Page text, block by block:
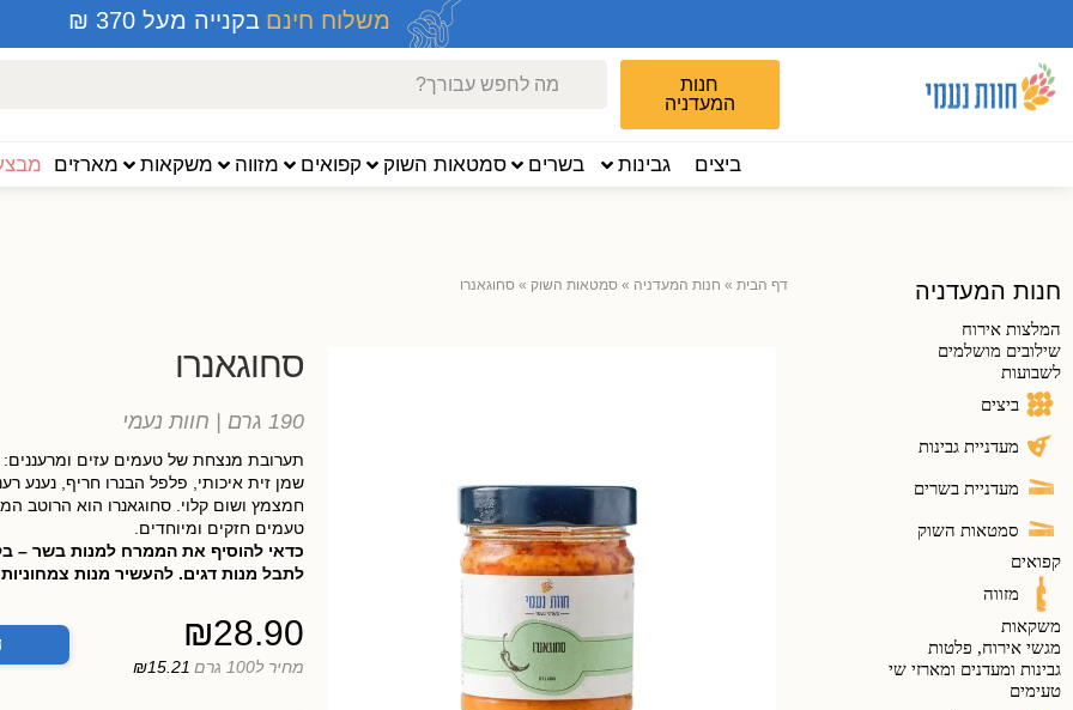
משלוח חינם בקנייה מעל 370 ₪
חנות
המעדניה
ביצים גבינות בשרים סמטאות השוק קפואים מזווה משקאות מארזים
חנות המעדניה
המלצות אירוח
שילובים מושלמים
לשבועות
ביצים
מעדניית גבינות
מעדניית בשרים
סמטאות השוק
קפואים
מזווה
משקאות
מגשי אירוח, פלטות
גבינות ומעדנים ומארזי שי
טעימים
דף הבית » חנות המעדניה » סמטאות השוק » סחוגאנרו
סחוגאנרו
190 גרם | חוות נעמי
תערובת מנצחת של טעמים עזים ומרעננים:
שמן זית איכותי, פלפל הבנרו חריף, נענע
חמצמץ ושום קלוי. סחוגאנרו הוא הרוטב
טעמים חזקים ומיוחדים.
כדאי להוסיף את הממרח למנות בשר –
לתבל מנות דגים. להעשיר מנות צמחוניות
₪28.90
מחיר ל100 גרם ₪15.21